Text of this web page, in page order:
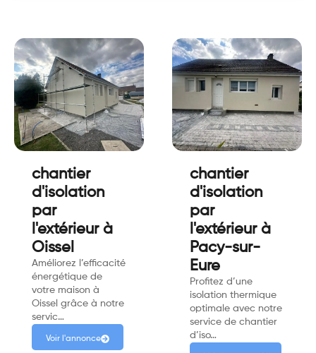
chantier
d'isolation
par
l'extérieur à
Oissel
Améliorez l’efficacité
énergétique de
votre maison à
Oissel grâce à notre
servic…
Voir l'annonce
chantier
d'isolation
par
l'extérieur à
Pacy-sur-
Eure
Profitez d’une
isolation thermique
optimale avec notre
service de chantier
d’iso…